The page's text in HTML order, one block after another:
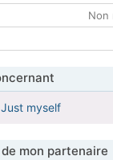
Non
myself
mon partenaire